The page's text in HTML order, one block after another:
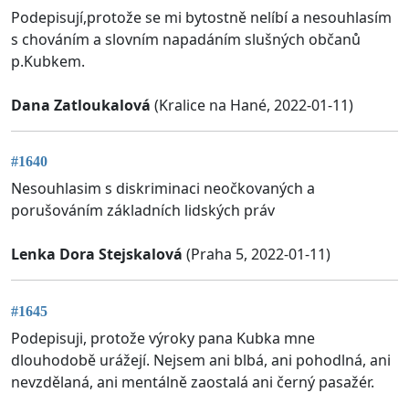
Podepisují,protože se mi bytostně nelíbí a nesouhlasím
s chováním a slovním napadáním slušných občanů
p.Kubkem.
Dana Zatloukalová (Kralice na Hané, 2022-01-11)
#1640
Nesouhlasim s diskriminaci neočkovaných a
porušováním základních lidských práv
Lenka Dora Stejskalová (Praha 5, 2022-01-11)
#1645
Podepisuji, protože výroky pana Kubka mne
dlouhodobě urážejí. Nejsem ani blbá, ani pohodlná, ani
nevzdělaná, ani mentálně zaostalá ani černý pasažér.